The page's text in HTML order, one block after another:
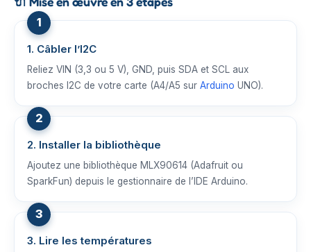
1. Câbler l’I2C
Reliez VIN (3,3 ou 5 V), GND, puis SDA et SCL aux
broches I2C de votre carte (A4/A5 sur Arduino UNO).
2. Installer la bibliothèque
Ajoutez une bibliothèque MLX90614 (Adafruit ou
SparkFun) depuis le gestionnaire de l’IDE Arduino.
3. Lire les températures